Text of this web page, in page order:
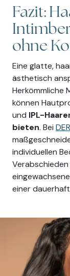
Fazit:
ohne
Eine glatte,
ästhetisch
Herkömmliche
können
und IPL-
bieten. Bei
individuellen
Verabschieden
einer